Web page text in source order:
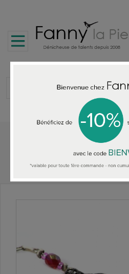
TOUS LES
Bracelet Fleur Filante